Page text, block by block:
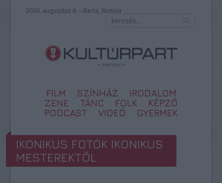
2026. augusztus 6. – Berta, Bettina
FILM SZÍNHÁZ
IRODALOM
ZENE
TÁNC FOLK
KÉPZŐ
PODCAST
VIDEÓ GYERMEK
IKONIKUS FOTÓK IKONIKUS
MESTEREKTŐL